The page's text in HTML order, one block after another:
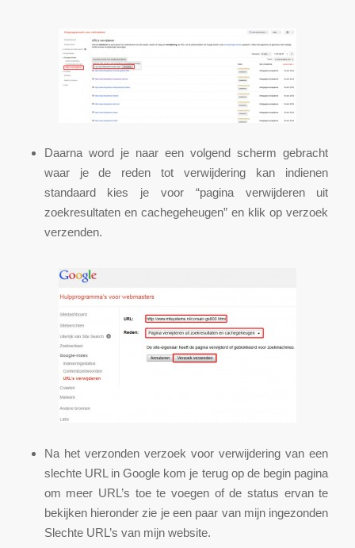
Daarna word je naar een volgend scherm gebracht
waar je de reden tot verwijdering kan indienen
standaard kies je voor “pagina verwijderen uit
zoekresultaten en cachegeheugen” en klik op verzoek
verzenden.
Na het verzonden verzoek voor verwijdering van een
slechte URL in Google kom je terug op de begin pagina
om meer URL’s toe te voegen of de status ervan te
bekijken hieronder zie je een paar van mijn ingezonden
Slechte URL’s van mijn website.